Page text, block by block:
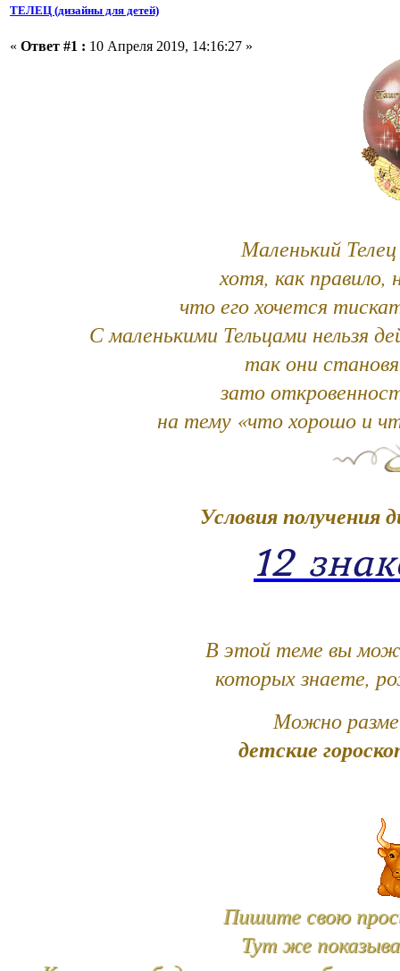
ТЕЛЕЦ (дизайны для детей)
« Ответ #1 : 10 Апреля 2019, 14:16:27 »
Маленький
хотя, как правило,
что его хочется
С маленькими Тельцами нельзя
так они
зато
на тему «что хорошо и
Условия получения
12
В этой теме вы
которых знаете,
Можно
детские
Пишите свою
Тут же